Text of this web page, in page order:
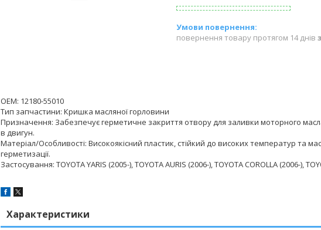
повернення товару протягом 14 днів
OEM: 12180-55010
Тип запчастини: Кришка масляної горловини
Призначення: Забезпечує герметичне закриття отвору для заливки моторного
в двигун.
Матеріал/Особливості: Високоякісний пластик, стійкий до високих температур та
герметизації.
Застосування: TOYOTA YARIS (2005-), TOYOTA AURIS (2006-), TOYOTA COROLLA (2006-),
Характеристики